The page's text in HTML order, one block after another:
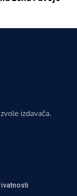
izdavača.